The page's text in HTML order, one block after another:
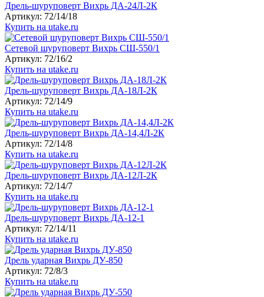
Дрель-шуруповерт Вихрь ДА-24Л-2К
Артикул: 72/14/18
Купить на utake.ru
Сетевой шуруповерт Вихрь СШ-550/1
Артикул: 72/16/2
Купить на utake.ru
Дрель-шуруповерт Вихрь ДА-18Л-2К
Артикул: 72/14/9
Купить на utake.ru
Дрель-шуруповерт Вихрь ДА-14,4Л-2К
Артикул: 72/14/8
Купить на utake.ru
Дрель-шуруповерт Вихрь ДА-12Л-2К
Артикул: 72/14/7
Купить на utake.ru
Дрель-шуруповерт Вихрь ДА-12-1
Артикул: 72/14/11
Купить на utake.ru
Дрель ударная Вихрь ДУ-850
Артикул: 72/8/3
Купить на utake.ru